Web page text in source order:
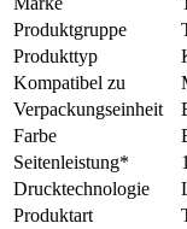
Produktgruppe
Produkttyp
Kompatibel zu
Verpackungseinheit
Farbe
Seitenleistung*
Drucktechnologie
Produktart